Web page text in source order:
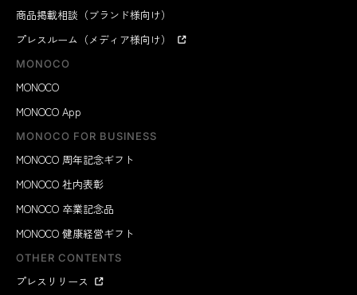
商品掲載相談（ブランド様向け）
プレスルーム（メディア様向け）
MONOCO
MONOCO
MONOCO App
MONOCO FOR BUSINESS
MONOCO 周年記念ギフト
MONOCO 社内表彰
MONOCO 卒業記念品
MONOCO 健康経営ギフト
OTHER CONTENTS
プレスリリース